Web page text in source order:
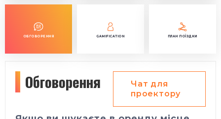
ОБГОВОРЕННЯ GAMIFICATION ПЛАН ПОЇЗДКИ
Обговорення
Чат для
проектору